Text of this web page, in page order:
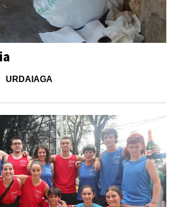
URDAIAGA